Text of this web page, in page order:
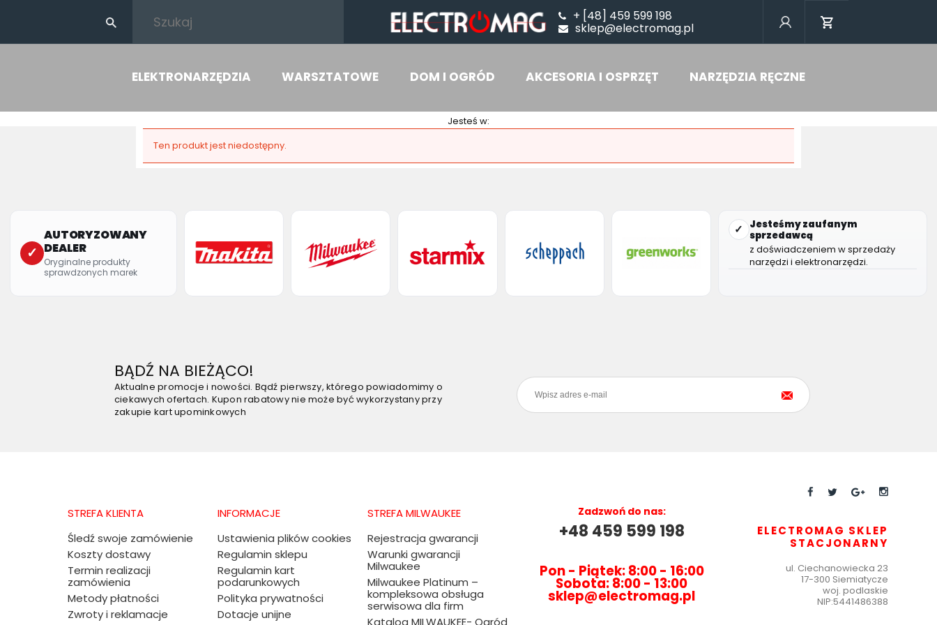
+ [48] 459 599 198
sklep@electromag.pl
ELEKTRONARZĘDZIA WARSZTATOWE DOM I OGRÓD AKCESORIA I OSPRZĘT NARZĘDZIA RĘCZNE
Jesteś w:
Ten produkt jest niedostępny.
✓
AUTORYZOWANY
DEALER
Oryginalne produkty
sprawdzonych marek
✓
Jesteśmy zaufanym
sprzedawcą
z doświadczeniem w sprzedaży
narzędzi i elektronarzędzi.
BĄDŹ NA BIEŻĄCO!
Aktualne promocje i nowości. Bądź pierwszy, którego powiadomimy o
ciekawych ofertach. Kupon rabatowy nie może być wykorzystany przy
zakupie kart upominkowych
STREFA KLIENTA
Śledź swoje zamówienie
Koszty dostawy
Termin realizacji
zamówienia
Metody płatności
Zwroty i reklamacje
INFORMACJE
Ustawienia plików cookies
Regulamin sklepu
Regulamin kart
podarunkowych
Polityka prywatności
Dotacje unijne
STREFA MILWAUKEE
Rejestracja gwarancji
Warunki gwarancji
Milwaukee
Milwaukee Platinum –
kompleksowa obsługa
serwisowa dla firm
Katalog MILWAUKEE- Ogród
Zadzwoń do nas:
+48 459 599 198
Pon - Piątek: 8:00 - 16:00
Sobota: 8:00 - 13:00
sklep@electromag.pl
ELECTROMAG SKLEP
STACJONARNY
ul. Ciechanowiecka 23
17-300 Siemiatycze
woj. podlaskie
NIP:5441486388